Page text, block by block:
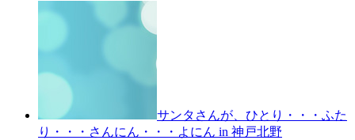
サンタさんが、ひとり・・・ふた
り・・・さんにん・・・よにん in 神戸北野